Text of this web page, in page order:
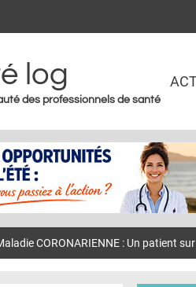
log
des professionnels de santé
CORONARIENNE : Un patient